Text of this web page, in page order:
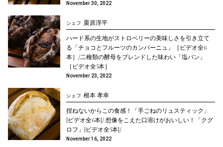
November 30, 2022
シェフ 栗原淳平
ハード系の生地がストロベリーの美味しさを引き立て
る「チョコとフルーツのカンパーニュ」［ビデオ全6
本］/二種類の酵母をブレンドした味わい「塩パン」
［ビデオ全5本］
November 23, 2022
シェフ 根本 孝幸
捏ねないからこの食感！「手ごねのリュスティック」
[ビデオ全6本]/ 想像をこえた口溶けがおいしい！「クグ
ロフ」[ビデオ全5本]/
November 16, 2022